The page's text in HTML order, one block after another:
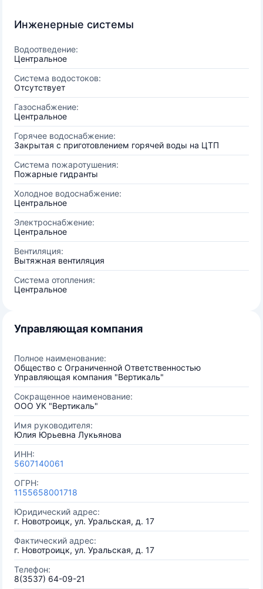
Инженерные системы
Водоотведение:
Центральное
Система водостоков:
Отсутствует
Газоснабжение:
Центральное
Горячее водоснабжение:
Закрытая с приготовлением горячей воды на ЦТП
Система пожаротушения:
Пожарные гидранты
Холодное водоснабжение:
Центральное
Электроснабжение:
Центральное
Вентиляция:
Вытяжная вентиляция
Система отопления:
Центральное
Управляющая компания
Полное наименование:
Общество с Ограниченной Ответственностью
Управляющая компания "Вертикаль"
Сокращенное наименование:
ООО УК "Вертикаль"
Имя руководителя:
Юлия Юрьевна Лукьянова
ИНН:
5607140061
ОГРН:
1155658001718
Юридический адрес:
г. Новотроицк, ул. Уральская, д. 17
Фактический адрес:
г. Новотроицк, ул. Уральская, д. 17
Телефон:
8(3537) 64-09-21